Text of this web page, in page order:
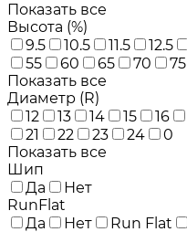
Показать все
Высота (%)
9.5
10.5 11.5 12.5
55
60 65 70 75
Показать все
Диаметр (R)
12
13 14 15 16
21
22 23 24
0
Показать все
Шип
Да
Нет
RunFlat
Да
Нет Run Flat